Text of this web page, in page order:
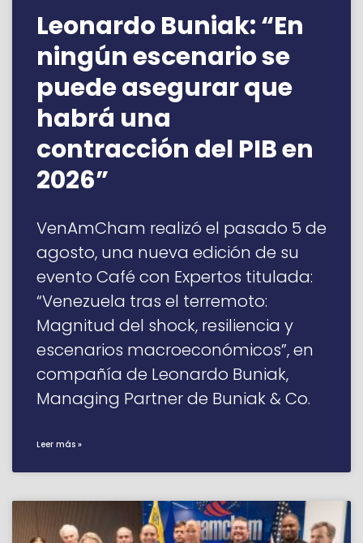
Leonardo Buniak: “En
ningún escenario se
puede asegurar que
habrá una
contracción del PIB en
2026”
VenAmCham realizó el pasado 5 de
agosto, una nueva edición de su
evento Café con Expertos titulada:
“Venezuela tras el terremoto:
Magnitud del shock, resiliencia y
escenarios macroeconómicos”, en
compañía de Leonardo Buniak,
Managing Partner de Buniak & Co.
Leer más »